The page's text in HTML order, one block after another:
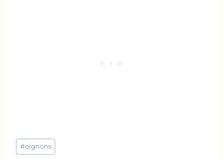
Étiquettes
de
#oignons